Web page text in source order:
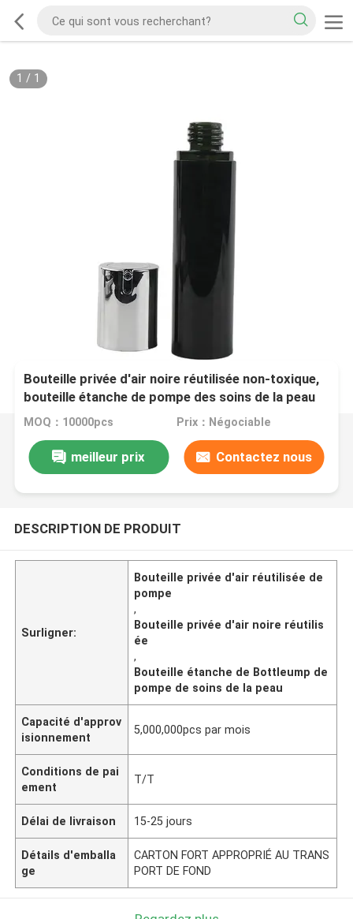
1 / 1
Bouteille privée d'air noire réutilisée non-toxique,
bouteille étanche de pompe des soins de la peau
K1303
MOQ：10000pcs Prix：Négociable
meilleur prix Contactez nous
DESCRIPTION DE PRODUIT
Surligner:
Bouteille privée d'air réutilisée de
pompe
,
Bouteille privée d'air noire réutilis
ée
,
Bouteille étanche de Bottleump de
pompe de soins de la peau
Capacité d'approv
isionnement
5,000,000pcs par mois
Conditions de pai
ement
T/T
Délai de livraison 15-25 jours
Détails d'emballa
ge
CARTON FORT APPROPRIÉ AU TRANS
PORT DE FOND